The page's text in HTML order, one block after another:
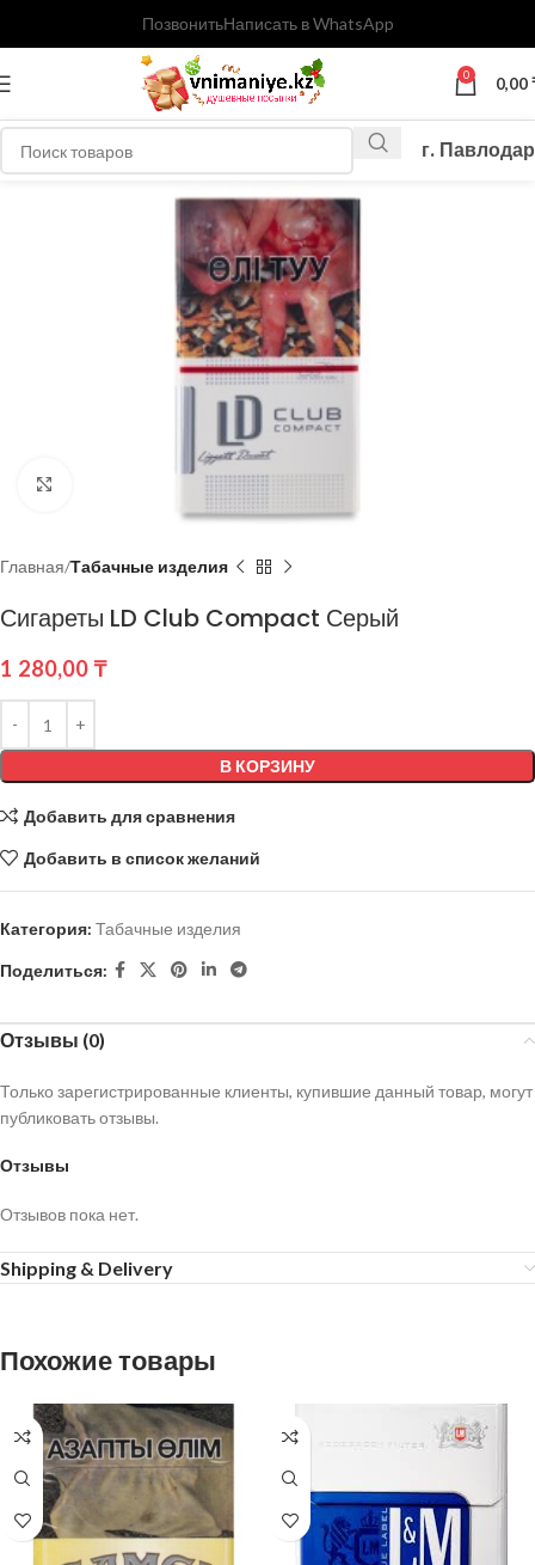
ПозвонитьНаписать в WhatsApp
0 0,00
г. Павлодар
Нажмите, чтобы увеличить
Главная Табачные изделия
Сигареты LD Club Compact Серый
1 280,00 ₸
В КОРЗИНУ
Добавить для сравнения
Добавить в список желаний
Категория: Табачные изделия
Поделиться:
Отзывы (0)
Отзывы
Отзывов пока нет.
Только зарегистрированные клиенты, купившие данный товар, могут
публиковать отзывы.
Shipping & Delivery
Похожие товары